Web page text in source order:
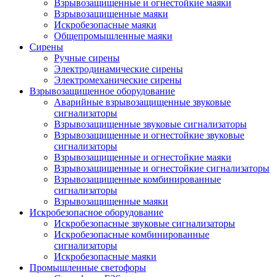
Взрывозащищенные и огнестойкие маяки
Взрывозащищенные маяки
Искробезопасные маяки
Общепромышленные маяки
Сирены
Ручные сирены
Электродинамические сирены
Электромеханические сирены
Взрывозащищенное оборудование
Аварийные взрывозащищенные звуковые
сигнализаторы
Взрывозащищенные звуковые сигнализаторы
Взрывозащищенные и огнестойкие звуковые
сигнализаторы
Взрывозащищенные и огнестойкие маяки
Взрывозащищенные и огнестойкие сигнализаторы
Взрывозащищенные комбинированные
сигнализаторы
Взрывозащищенные маяки
Искробезопасное оборудование
Искробезопасные звуковые сигнализаторы
Искробезопасные комбинированные
сигнализаторы
Искробезопасные маяки
Промышленные светофоры